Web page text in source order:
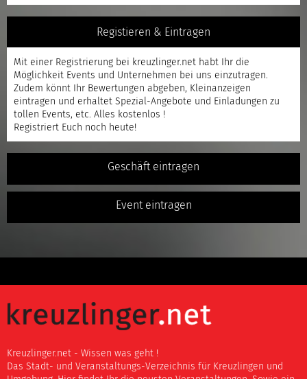
Registieren & Eintragen
Mit einer Registrierung bei kreuzlinger.net habt Ihr die
Möglichkeit Events und Unternehmen bei uns einzutragen.
Zudem könnt Ihr Bewertungen abgeben, Kleinanzeigen
eintragen und erhaltet Spezial-Angebote und Einladungen zu
tollen Events, etc. Alles kostenlos !
Registriert Euch noch heute!
Geschäft eintragen
Event eintragen
Kreuzlinger.net - Wissen was geht !
Das Stadt- und Veranstaltungs-Verzeichnis für Kreuzlingen und